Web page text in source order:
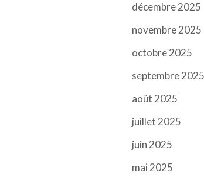
décembre 2025
novembre 2025
octobre 2025
septembre 2025
août 2025
juillet 2025
juin 2025
mai 2025